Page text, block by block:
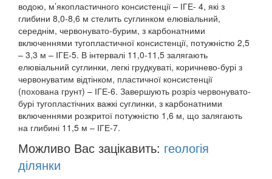
водою, м’якопластичного консистенції – ІГЕ- 4, які з
глибини 8,0-8,6 м стелить суглинком елювіальний,
середнім, червонувато-бурим, з карбонатними
включеннями тугопластичної консистенції, потужністю 2,5
– 3,3 м – ІГЕ-5. В інтервалі 11,0-11,5 залягають
елювіальний суглинки, легкі грудкуваті, коричнево-бурі з
червонуватим відтінком, пластичної консистенції
(похована грунт) – ІГЕ-6. Завершують розріз червонувато-
бурі тугопластічних важкі суглинки, з карбонатними
включеннями розкритої потужністю 1,6 м, що залягають
на глибині 11,5 м – ІГЕ-7.
Можливо Вас зацікавить: геологія
ділянки